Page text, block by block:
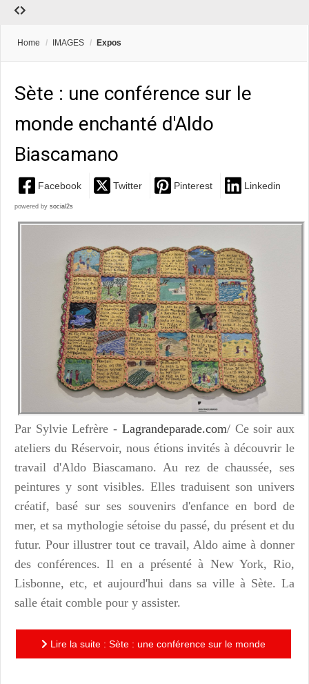
Home / IMAGES / Expos
Sète : une conférence sur le
monde enchanté d'Aldo
Biascamano
Facebook Twitter Pinterest Linkedin
powered by social2s
Par Sylvie Lefrère - Lagrandeparade.com/ Ce soir aux
ateliers du Réservoir, nous étions invités à découvrir le
travail d'Aldo Biascamano. Au rez de chaussée, ses
peintures y sont visibles. Elles traduisent son univers
créatif, basé sur ses souvenirs d'enfance en bord de
mer, et sa mythologie sétoise du passé, du présent et du
futur. Pour illustrer tout ce travail, Aldo aime à donner
des conférences. Il en a présenté à New York, Rio,
Lisbonne, etc, et aujourd'hui dans sa ville à Sète. La
salle était comble pour y assister.
Lire la suite : Sète : une conférence sur le monde